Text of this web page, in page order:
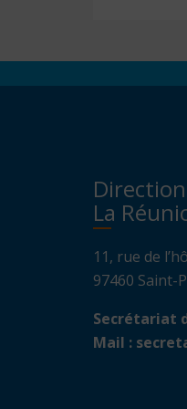
La
11, rue de
97460 Saint-
Secrétariat
Mail :